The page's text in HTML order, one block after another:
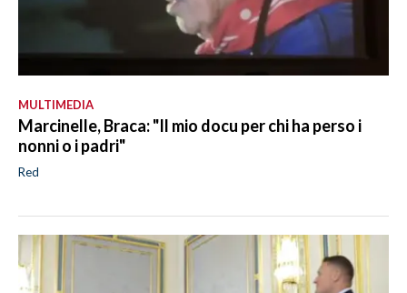
MULTIMEDIA
Marcinelle, Braca: "Il mio docu per chi ha perso i
nonni o i padri"
Red